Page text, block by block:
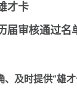
才卡
届审核通过名
、及时提供“雄才